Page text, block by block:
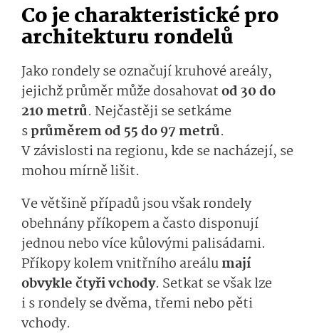
Co je charakteristické pro
architekturu rondelů
Jako rondely se označují kruhové areály,
jejichž průměr může dosahovatod 30 do
210 metrů. Nejčastěji se setkáme
sprůměrem od 55 do 97 metrů.
V závislosti na regionu, kde se nacházejí, se
mohou mírně lišit.
Ve většině případů jsou však rondely
obehnány příkopem a často disponují
jednou nebo více kůlovými palisádami.
Příkopy kolem vnitřního areálumají
obvykle čtyři vchody. Setkat se však lze
i s rondely se dvěma, třemi nebo pěti
vchody.